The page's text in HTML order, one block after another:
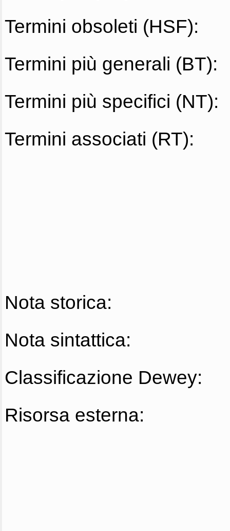
Termini obsoleti (HSF):
Termini più generali (BT):
Termini più specifici (NT):
Termini associati (RT):
Nota storica:
Nota sintattica:
Classificazione Dewey:
Risorsa esterna: